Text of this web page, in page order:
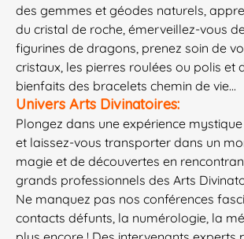
des gemmes et géodes naturels,
du cristal de roche, émerveillez-vous
figurines de dragons, prenez soin de
cristaux, les pierres roulées ou polis et
bienfaits des bracelets chemin de vie...
Univers Arts Divinatoires:
Plongez dans une expérience
et laissez-vous transporter dans un
magie et de découvertes en
grands professionnels des Arts
Ne manquez pas nos conférences
contacts défunts, la numérologie, la